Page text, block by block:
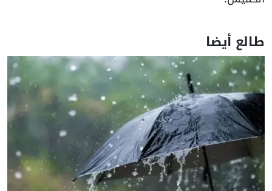
طالع أيضا